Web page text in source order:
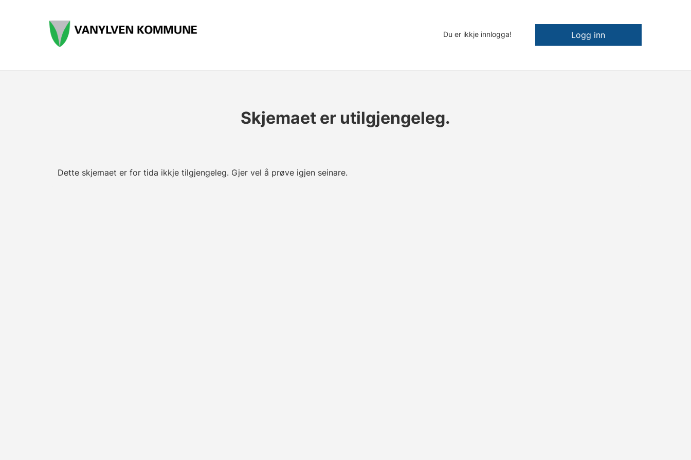
Du er ikkje innlogga! Logg inn
Skjemaet er utilgjengeleg.
Dette skjemaet er for tida ikkje tilgjengeleg. Gjer vel å prøve igjen seinare.